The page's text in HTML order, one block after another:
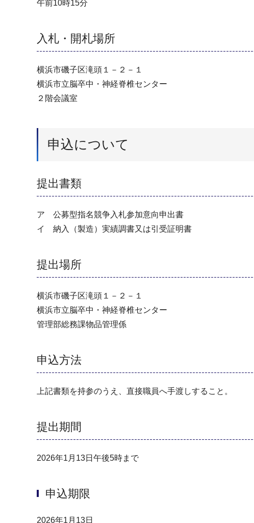
午前10時15分
入札・開札場所
横浜市磯子区滝頭１－２－１
横浜市立脳卒中・神経脊椎センター
２階会議室
申込について
提出書類
ア 公募型指名競争入札参加意向申出書
イ 納入（製造）実績調書又は引受証明書
提出場所
横浜市磯子区滝頭１－２－１
横浜市立脳卒中・神経脊椎センター
管理部総務課物品管理係
申込方法
上記書類を持参のうえ、直接職員へ手渡しすること。
提出期間
2026年1月13日午後5時まで
申込期限
2026年1月13日